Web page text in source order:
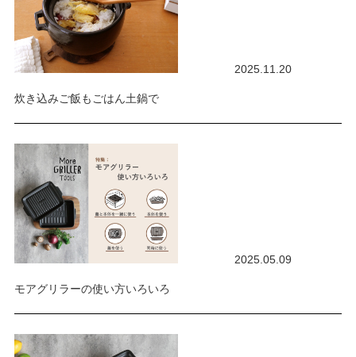
2025.11.20
炊き込みご飯もごはん土鍋で
2025.05.09
モアグリラーの使い方いろいろ